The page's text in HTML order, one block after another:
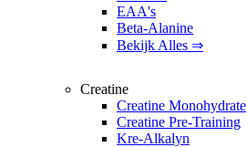
EAA's
Beta-Alanine
Bekijk Alles ⇒
Creatine
Creatine Monohydrate
Creatine Pre-Training
Kre-Alkalyn